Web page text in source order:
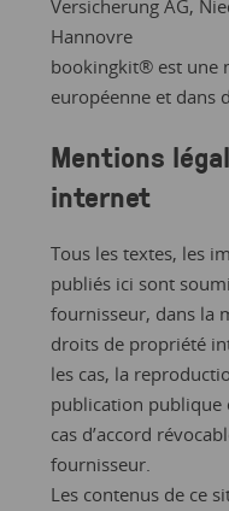
Versicherung AG,
Hannovre
bookingkit® est une
européenne et dans
Mentions
internet
Tous les textes, les
publiés ici sont
fournisseur, dans la
droits de propriété
les cas, la
publication publique
cas d’accord
fournisseur.
Les contenus de ce